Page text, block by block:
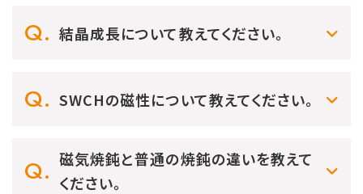
結晶成長について教えてください。
SWCHの磁性について教えてください。
磁気焼鈍と普通の焼鈍の違いを教えて
ください。